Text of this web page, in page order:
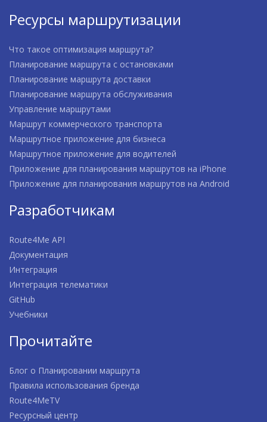
Ресурсы маршрутизации
Что такое оптимизация маршрута?
Планирование маршрута с остановками
Планирование маршрута доставки
Планирование маршрута обслуживания
Управление маршрутами
Маршрут коммерческого транспорта
Маршрутное приложение для бизнеса
Маршрутное приложение для водителей
Приложение для планирования маршрутов на iPhone
Приложение для планирования маршрутов на Android
Разработчикам
Route4Me API
Документация
Интеграция
Интеграция телематики
GitHub
Учебники
Прочитайте
Блог о Планировании маршрута
Правила использования бренда
Route4MeTV
Ресурсный центр